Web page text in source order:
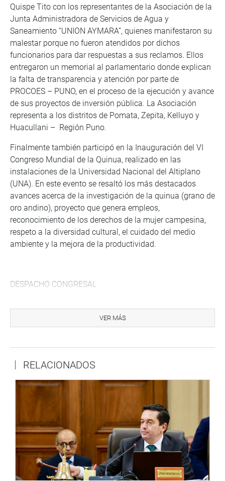
Quispe Tito con los representantes de la Asociación de la
Junta Administradora de Servicios de Agua y
Saneamiento “UNION AYMARA”, quienes manifestaron su
malestar porque no fueron atendidos por dichos
funcionarios para dar respuestas a sus reclamos. Ellos
entregaron un memorial al parlamentario donde explican
la falta de transparencia y atención por parte de
PROCOES – PUNO, en el proceso de la ejecución y avance
de sus proyectos de inversión pública. La Asociación
representa a los distritos de Pomata, Zepita, Kelluyo y
Huacullani – Región Puno.
Finalmente también participó en la Inauguración del VI
Congreso Mundial de la Quinua, realizado en las
instalaciones de la Universidad Nacional del Altiplano
(UNA). En este evento se resaltó los más destacados
avances acerca de la investigación de la quinua (grano de
oro andino), proyecto que genera empleos,
reconocimiento de los derechos de la mujer campesina,
respeto a la diversidad cultural, el cuidado del medio
ambiente y la mejora de la productividad.
DESPACHO CONGRESAL
VER MÁS
RELACIONADOS